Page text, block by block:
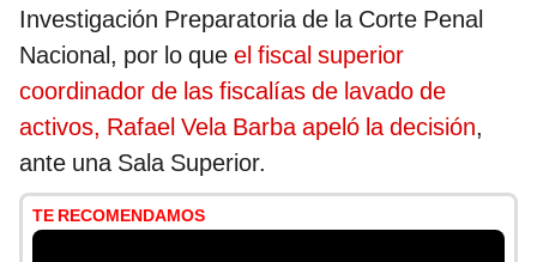
Investigación Preparatoria de la Corte Penal
Nacional, por lo que el fiscal superior
coordinador de las fiscalías de lavado de
activos, Rafael Vela Barba apeló la decisión,
ante una Sala Superior.
TE RECOMENDAMOS